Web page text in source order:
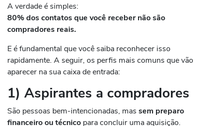
A verdade é simples:
80% dos contatos que você receber não são
compradores reais.
E é fundamental que você saiba reconhecer isso
rapidamente. A seguir, os perfis mais comuns que vão
aparecer na sua caixa de entrada:
1) Aspirantes a compradores
São pessoas bem-intencionadas, mas sem preparo
financeiro ou técnico para concluir uma aquisição.